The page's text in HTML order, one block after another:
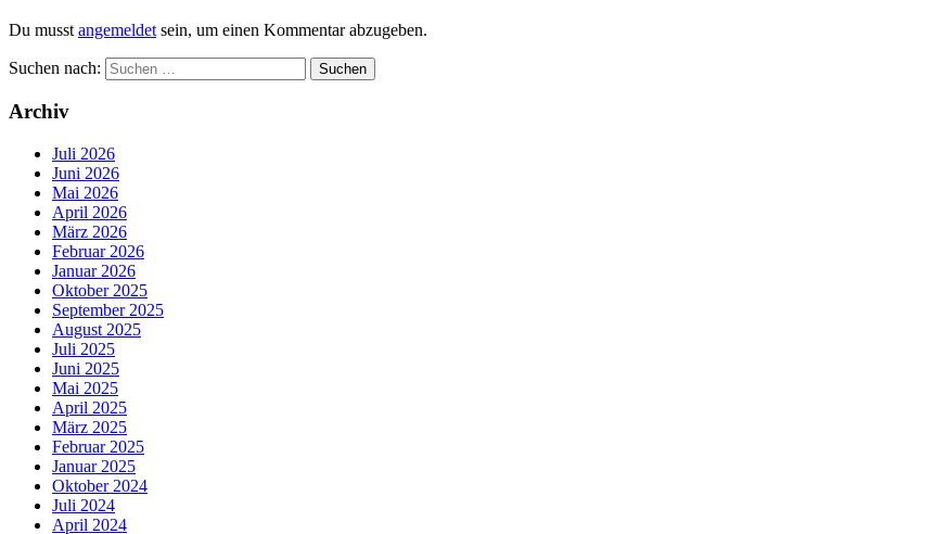
Du musst angemeldet sein, um einen Kommentar abzugeben.
Suchen nach:
Archiv
Juli 2026
Juni 2026
Mai 2026
April 2026
März 2026
Februar 2026
Januar 2026
Oktober 2025
September 2025
August 2025
Juli 2025
Juni 2025
Mai 2025
April 2025
März 2025
Februar 2025
Januar 2025
Oktober 2024
Juli 2024
April 2024